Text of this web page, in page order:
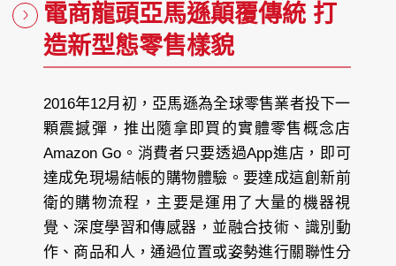
電商龍頭亞馬遜顛覆傳統 打
造新型態零售樣貌
2016年12月初，亞馬遜為全球零售業者投下一
顆震撼彈，推出隨拿即買的實體零售概念店
Amazon Go。消費者只要透過App進店，即可
達成免現場結帳的購物體驗。要達成這創新前
衛的購物流程，主要是運用了大量的機器視
覺、深度學習和傳感器，並融合技術、識別動
作、商品和人，通過位置或姿勢進行關聯性分